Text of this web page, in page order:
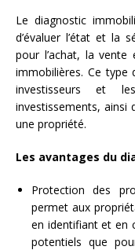
Le diagnostic
d’évaluer l’état et la
pour l’achat, la
immobilières. Ce type
investisseurs et
investissements, ainsi
une propriété.
Les avantages du
Protection des
permet aux
en identifiant et en
potentiels que